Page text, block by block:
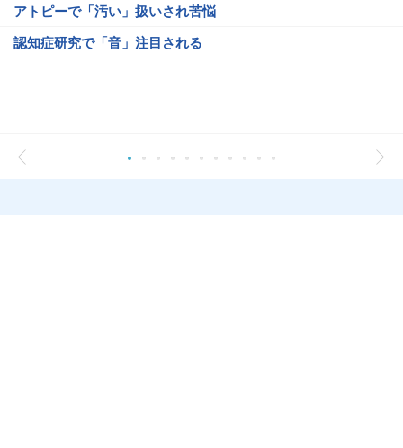
アトピーで「汚い」扱いされ苦悩
認知症研究で「音」注目される